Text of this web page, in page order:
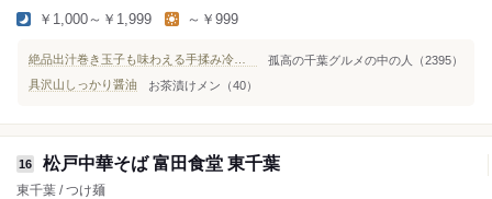
￥1,000～￥1,999 ～￥999
孤高の千葉グルメの中の人（2395）
具沢山しっかり醤油
お茶漬けメン（40）
16 松戸中華そば 富田食堂 東千葉
東千葉 / つけ麺